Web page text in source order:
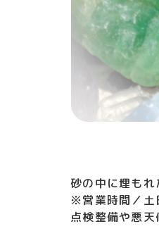
砂の中に埋も
※営業時間／
点検整備や悪天